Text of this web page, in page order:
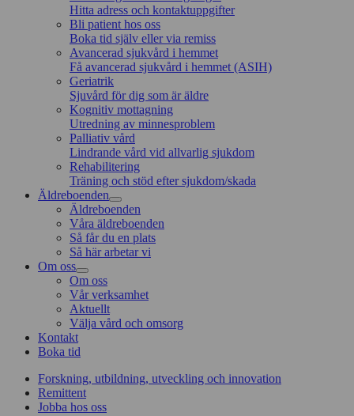
Hitta adress och kontaktuppgifter
Bli patient hos oss
Boka tid själv eller via remiss
Avancerad sjukvård i hemmet
Få avancerad sjukvård i hemmet (ASIH)
Geriatrik
Sjuvård för dig som är äldre
Kognitiv mottagning
Utredning av minnesproblem
Palliativ vård
Lindrande vård vid allvarlig sjukdom
Rehabilitering
Träning och stöd efter sjukdom/skada
Äldreboenden
Äldreboenden
Våra äldreboenden
Så får du en plats
Så här arbetar vi
Om oss
Om oss
Vår verksamhet
Aktuellt
Välja vård och omsorg
Kontakt
Boka tid
Forskning, utbildning, utveckling och innovation
Remittent
Jobba hos oss